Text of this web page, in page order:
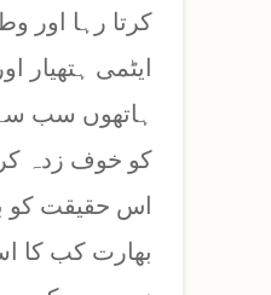
کرتا رہا اور
ایٹمی
ہاتھوں سب
کو خوف زدہ
اس حقیقت کو
بھارت کب کا